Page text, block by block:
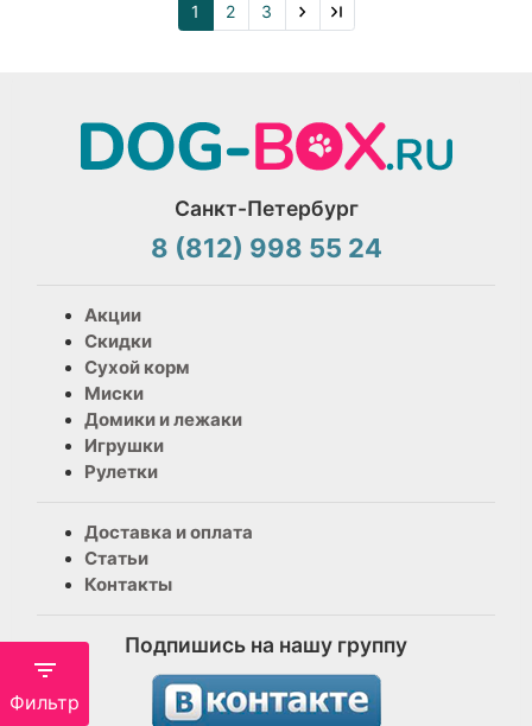
1 2 3
Санкт-Петербург
8 (812) 998 55 24
Акции
Скидки
Сухой корм
Миски
Домики и лежаки
Игрушки
Рулетки
Доставка и оплата
Статьи
Контакты
Подпишись на нашу группу
Фильтр